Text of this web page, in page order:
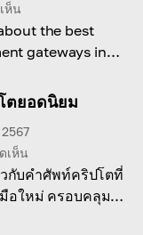
ห็น
the best
gateways in
ตยอดนิยม
เห็น
กับคำศัพท์คริปโตที่
อใหม่ ครอบคลุม